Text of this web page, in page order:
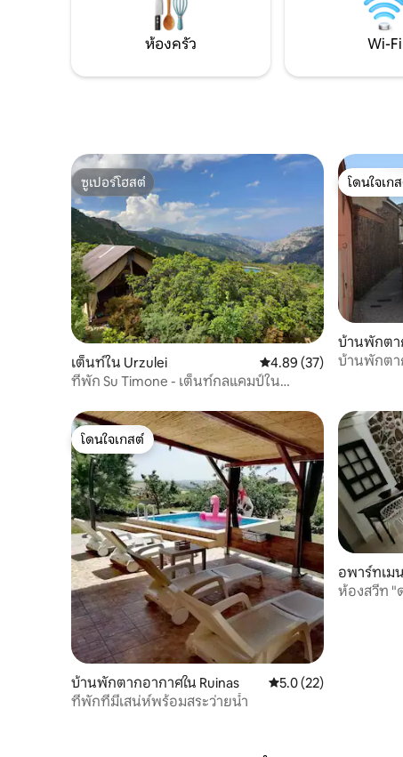
ห้องครัว Wi-Fi
ซูเปอร์โฮสต์
ซูเปอร์โฮสต์
เต็นท์ใน Urzulei คะแนนเฉลี่ย 4.89 จาก 5,
4.89 (37)
ที่พัก Su Timone - เต็นท์กลแคมป์ใน
โดนใจเก
โดนใจเก
บ้านพักตา
บ้านพักตา
โดนใจเกสต์
โดนใจเกสต์
บ้านพักตากอากาศใน Ruinas คะแนนเฉลี่ย 5.0 จาก 5,
5.0 (22)
ที่พักที่มีเสน่ห์พร้อมสระว่ายน้ำ
อพาร์ทเม
ห้องสวีท "